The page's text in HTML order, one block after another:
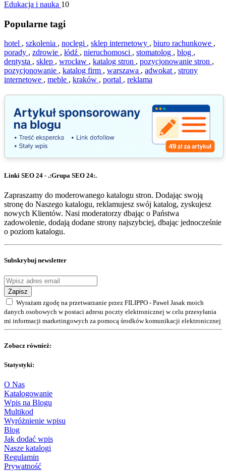
Edukacja i nauka 10
Popularne tagi
hotel , szkolenia , noclegi , sklep internetowy , biuro rachunkowe ,
porady , zdrowie , łódź , nieruchomosci , stomatolog , blog ,
dentysta , sklep , wrocław , katalog stron , pozycjonowanie stron ,
pozycjonowanie , katalog firm , warszawa , adwokat , strony
internetowe , meble , kraków , portal , reklama
Linki SEO 24 - .:Grupa SEO 24:.
Zapraszamy do moderowanego katalogu stron. Dodając swoją
stronę do Naszego katalogu, reklamujesz swój katalog, zyskujesz
nowych Klientów. Nasi moderatorzy dbając o Państwa
zadowolenie, dodają dodane strony najszybciej, dbając jednocześnie
o poziom katalogu.
Subskrybuj newsletter
Zapisz
Wyrażam zgodę na przetwarzanie przez FILIPPO - Paweł Jasak moich
danych osobowych w postaci adresu poczty elektronicznej w celu przesyłania
mi informacji marketingowych za pomocą środków komunikacji elektronicznej
Zobacz również:
Statystyki:
O Nas
Katalogowanie
Wpis na Blogu
Multikod
Wyróżnienie wpisu
Blog
Jak dodać wpis
Nasze katalogi
Regulamin
Prywatność